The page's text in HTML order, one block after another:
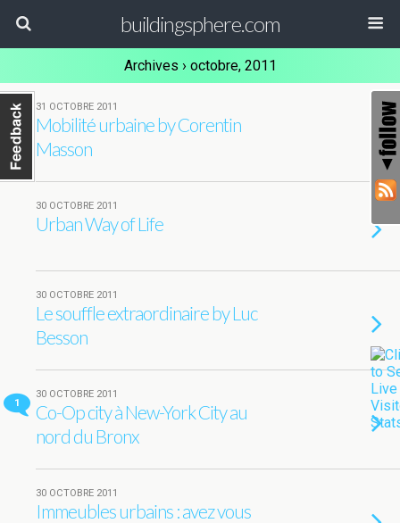
buildingsphere.com
Archives › octobre, 2011
31 OCTOBRE 2011
Mobilité urbaine by Corentin
Masson
30 OCTOBRE 2011
Urban Way of Life
30 OCTOBRE 2011
Le souffle extraordinaire by Luc
Besson
1
30 OCTOBRE 2011
Co-Op city à New-York City au
nord du Bronx
30 OCTOBRE 2011
Immeubles urbains : avez vous